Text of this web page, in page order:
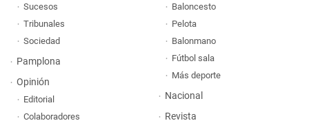
Sucesos
Tribunales
Sociedad
Pamplona
Opinión
Editorial
Colaboradores
Baloncesto
Pelota
Balonmano
Fútbol sala
Más deporte
Nacional
Revista